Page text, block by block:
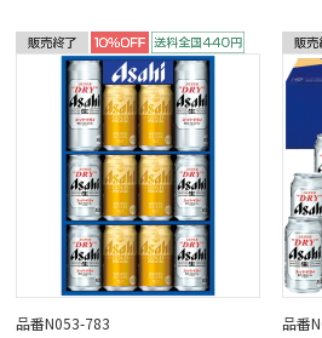
品番N053-783
品番